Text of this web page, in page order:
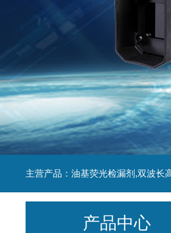
主营产品：油基荧光检漏剂,双波长
产品中心